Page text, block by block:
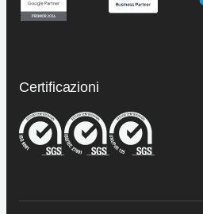
Certificazioni